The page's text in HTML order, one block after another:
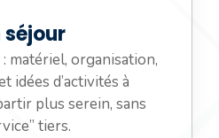
séjour
matériel, organisation,
idées d’activités à
plus serein, sans
tiers.